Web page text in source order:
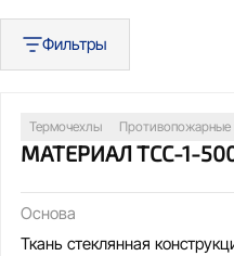
Фильтры
Термочехлы
МАТЕРИАЛ ТСС-1-
Основа
Ткань стеклянная